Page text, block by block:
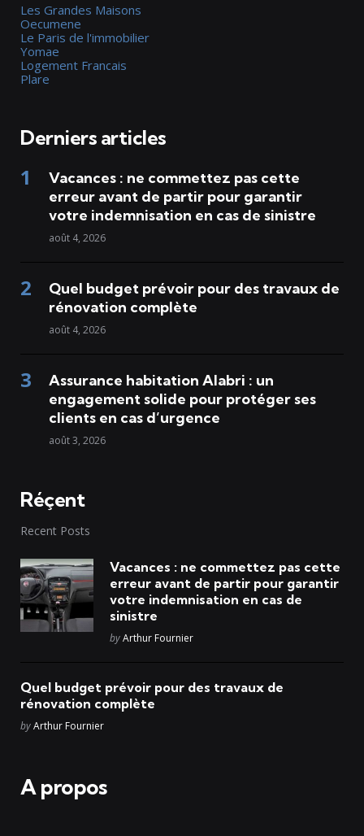
Les Grandes Maisons
Oecumene
Le Paris de l'immobilier
Yomae
Logement Francais
Plare
Derniers articles
Vacances : ne commettez pas cette
erreur avant de partir pour garantir
votre indemnisation en cas de sinistre
août 4, 2026
Quel budget prévoir pour des travaux de
rénovation complète
août 4, 2026
Assurance habitation Alabri : un
engagement solide pour protéger ses
clients en cas d’urgence
août 3, 2026
Réçent
Recent Posts
Vacances : ne commettez pas cette
erreur avant de partir pour garantir
votre indemnisation en cas de
sinistre
Posted
byArthur Fournier
Quel budget prévoir pour des travaux de
rénovation complète
Posted
byArthur Fournier
A propos